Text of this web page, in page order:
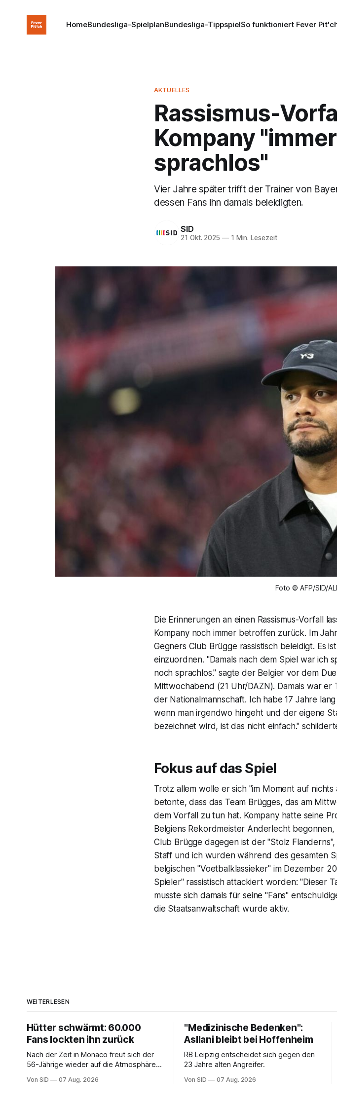
HomeBundesliga-SpielplanBundesliga-TippspielSo funktioniert Fever
AKTUELLES
Rassismus-
Kompany
sprachlos"
Vier Jahre später trifft der Trainer von
dessen Fans ihn damals beleidigten.
SID
21 Okt. 2025 —1 Min. Lesezeit
Foto © AFP/SID/
Die Erinnerungen an einen Rassismus-Vorfall
Kompany noch immer betroffen zurück. Im
Gegners Club Brügge rassistisch beleidigt. Es
einzuordnen. "Damals nach dem Spiel war ich
noch sprachlos." sagte der Belgier vor dem
Mittwochabend (21 Uhr/DAZN). Damals war
der Nationalmannschaft. Ich habe 17 Jahre
wenn man irgendwo hingeht und der eigene
bezeichnet wird, ist das nicht einfach."
Fokus auf das Spiel
Trotz allem wolle er sich "im Moment auf
betonte, dass das Team Brügges, das am
dem Vorfall zu tun hat. Kompany hatte seine
Belgiens Rekordmeister Anderlecht
Club Brügge dagegen ist der "Stolz
Staff und ich wurden während des gesamten
belgischen "Voetbalklassieker" im Dezember
Spieler" rassistisch attackiert worden: "Dieser
musste sich damals für seine "Fans"
die Staatsanwaltschaft wurde aktiv.
WEITERLESEN
Hütter schwärmt: 60.000
Fans lockten ihn zurück
Nach der Zeit in Monaco freut sich der
56-Jährige wieder auf die Atmosphäre in
Von SID 07 Aug. 2026
"Medizinische Bedenken":
Asllani bleibt bei Hoffenheim
RB Leipzig entscheidet sich gegen den
23 Jahre alten Angreifer.
Von SID 07 Aug. 2026